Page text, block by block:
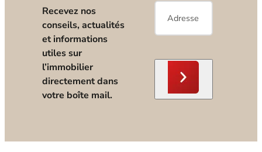
Recevez nos
conseils, actualités
et informations
utiles sur
l’immobilier
directement dans
votre boîte mail.
E-
mail*